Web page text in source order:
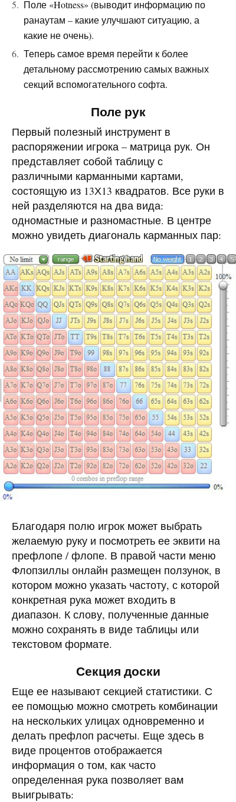
Поле «Hotness» (выводит информацию по
ранаутам – какие улучшают ситуацию, а
какие не очень).
Теперь самое время перейти к более
детальному рассмотрению самых важных
секций вспомогательного софта.
Поле рук
Первый полезный инструмент в
распоряжении игрока – матрица рук. Он
представляет собой таблицу с
различными карманными картами,
состоящую из 13Х13 квадратов. Все руки в
ней разделяются на два вида:
одномастные и разномастные. В центре
можно увидеть диагональ карманных пар:
Благодаря полю игрок может выбрать
желаемую руку и посмотреть ее эквити на
префлопе / флопе. В правой части меню
Флопзиллы онлайн размещен ползунок, в
котором можно указать частоту, с которой
конкретная рука может входить в
диапазон. К слову, полученные данные
можно сохранять в виде таблицы или
текстовом формате.
Секция доски
Еще ее называют секцией статистики. С
ее помощью можно смотреть комбинации
на нескольких улицах одновременно и
делать префлоп расчеты. Еще здесь в
виде процентов отображается
информация о том, как часто
определенная рука позволяет вам
выигрывать: